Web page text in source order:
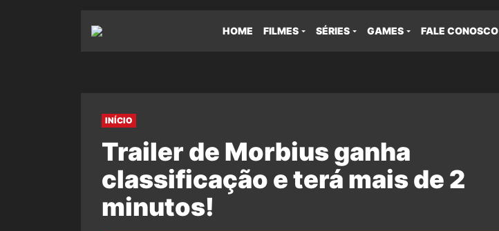
HOME FILMES SÉRIES GAMES FALE CONOSCO
INÍCIO
Trailer de Morbius ganha
classificação e terá mais de 2
minutos!